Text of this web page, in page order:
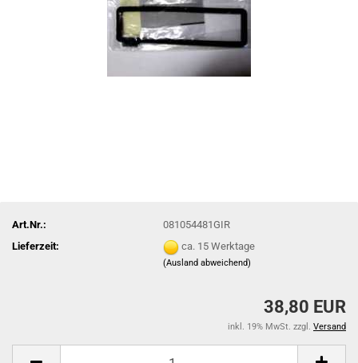
Art.Nr.:
081054481GIR
Lieferzeit:
ca. 15 Werktage
(Ausland abweichend)
38,80 EUR
inkl. 19% MwSt. zzgl. Versand